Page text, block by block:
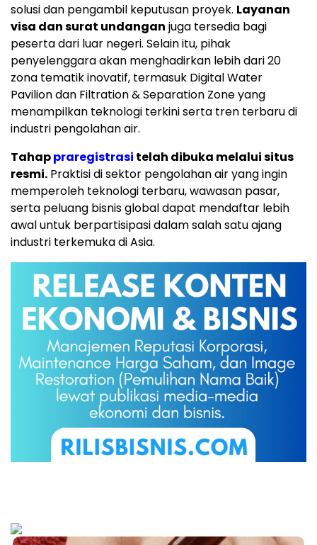
solusi dan pengambil keputusan proyek. Layanan
visa dan surat undangan juga tersedia bagi
peserta dari luar negeri. Selain itu, pihak
penyelenggara akan menghadirkan lebih dari 20
zona tematik inovatif, termasuk Digital Water
Pavilion dan Filtration & Separation Zone yang
menampilkan teknologi terkini serta tren terbaru di
industri pengolahan air.
Tahappraregistrasi telah dibuka melalui situs
resmi. Praktisi di sektor pengolahan air yang ingin
memperoleh teknologi terbaru, wawasan pasar,
serta peluang bisnis global dapat mendaftar lebih
awal untuk berpartisipasi dalam salah satu ajang
industri terkemuka di Asia.